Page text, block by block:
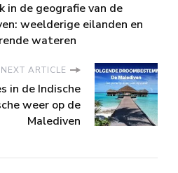
in de geografie van de
weelderige eilanden en
wateren
NEXT ARTICLE
in de Indische
weer op de
Malediven